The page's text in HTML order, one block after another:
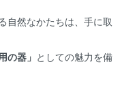
自然なかたちは、手に取
の器」 としての魅力を備